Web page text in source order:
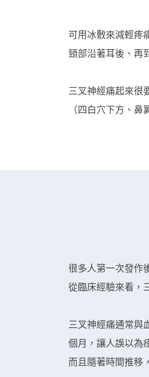
可用冰敷來減輕疼
頸部沿著耳後、再
三叉神經痛起來很
（四白穴下方、
很多人第一次發作
從臨床經驗來看，
三叉神經痛通常與
個月，讓人誤以為
而且隨著時間推移